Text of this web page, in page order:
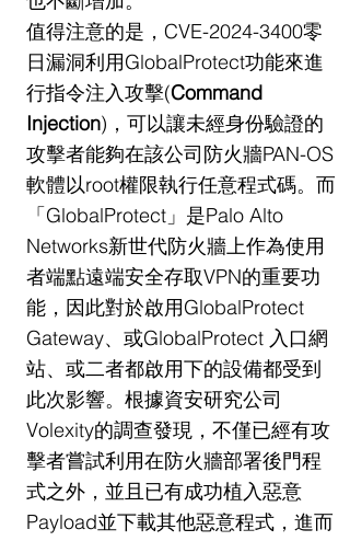
值得注意的是，CVE-2024-3400零
日漏洞利用GlobalProtect功能來進
行指令注入攻擊(Command
Injection)，可以讓未經身份驗證的
攻擊者能夠在該公司防火牆PAN-OS
軟體以root權限執行任意程式碼。而
「GlobalProtect」是Palo Alto
Networks新世代防火牆上作為使用
者端點遠端安全存取VPN的重要功
能，因此對於啟用GlobalProtect
Gateway、或GlobalProtect 入口網
站、或二者都啟用下的設備都受到
此次影響。根據資安研究公司
Volexity的調查發現，不僅已經有攻
擊者嘗試利用在防火牆部署後門程
式之外，並且已有成功植入惡意
Payload並下載其他惡意程式，進而